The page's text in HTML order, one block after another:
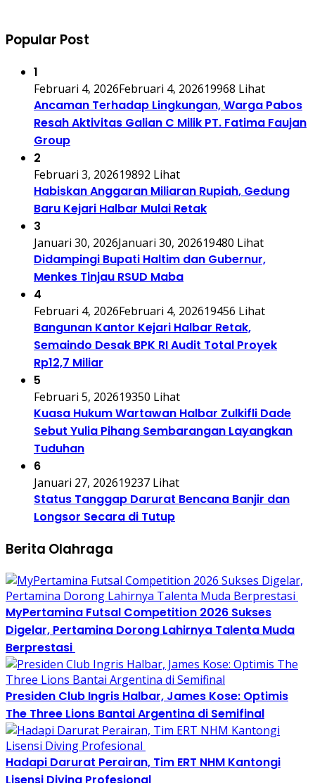
Popular Post
1
Februari 4, 2026Februari 4, 202619968 Lihat
Ancaman Terhadap Lingkungan, Warga Pabos
Resah Aktivitas Galian C Milik PT. Fatima Faujan
Group
2
Februari 3, 202619892 Lihat
Habiskan Anggaran Miliaran Rupiah, Gedung
Baru Kejari Halbar Mulai Retak
3
Januari 30, 2026Januari 30, 202619480 Lihat
Didampingi Bupati Haltim dan Gubernur,
Menkes Tinjau RSUD Maba
4
Februari 4, 2026Februari 4, 202619456 Lihat
Bangunan Kantor Kejari Halbar Retak,
Semaindo Desak BPK RI Audit Total Proyek
Rp12,7 Miliar
5
Februari 5, 202619350 Lihat
Kuasa Hukum Wartawan Halbar Zulkifli Dade
Sebut Yulia Pihang Sembarangan Layangkan
Tuduhan
6
Januari 27, 202619237 Lihat
Status Tanggap Darurat Bencana Banjir dan
Longsor Secara di Tutup
Berita Olahraga
MyPertamina Futsal Competition 2026 Sukses
Digelar, Pertamina Dorong Lahirnya Talenta Muda
Berprestasi
Presiden Club Ingris Halbar, James Kose: Optimis
The Three Lions Bantai Argentina di Semifinal
Hadapi Darurat Perairan, Tim ERT NHM Kantongi
Lisensi Diving Profesional